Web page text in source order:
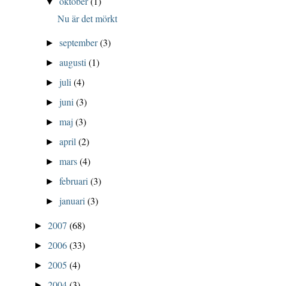
Nu är det mörkt
►september(3)
►augusti(1)
►juli(4)
►juni(3)
►maj(3)
►april(2)
►mars(4)
►februari(3)
►januari(3)
► 2007 (68)
► 2006(33)
► 2005 (4)